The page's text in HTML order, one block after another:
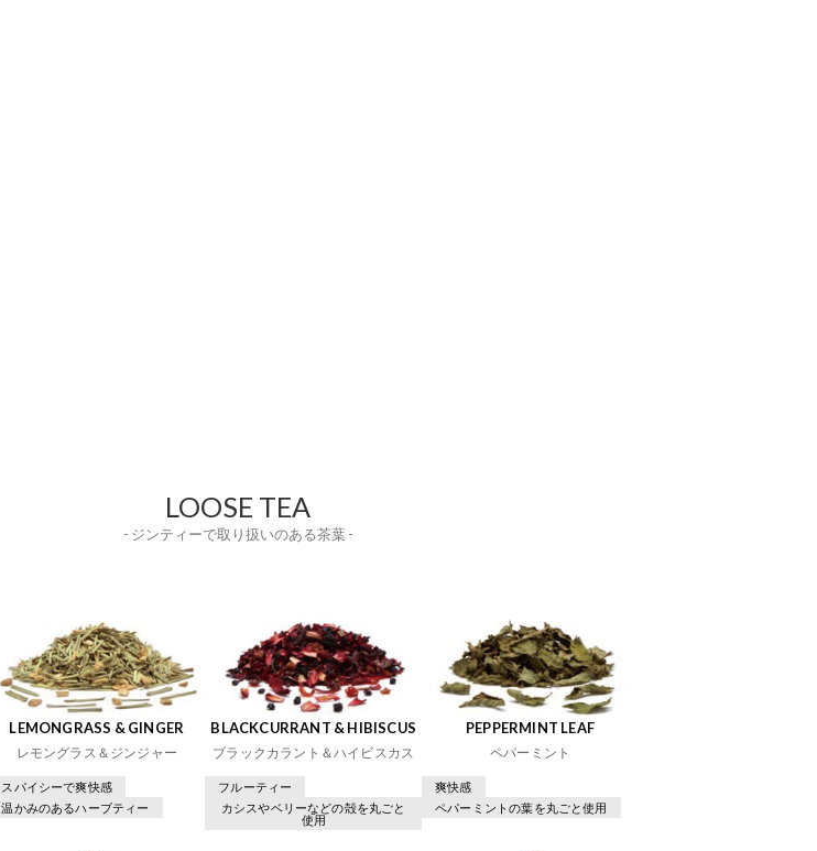
LOOSE TEA
- ジンティーで取り扱いのある茶葉 -
LEMONGRASS & GINGER
レモングラス＆ジンジャー
スパイシーで爽快感
温かみのあるハーブティー
BLACKCURRANT & HIBISCUS
ブラックカラント＆ハイビスカス
フルーティー
カシスやベリーなどの殻を丸ごと
使用
PEPPERMINT LEAF
ペパーミント
爽快感
ペパーミントの葉を丸ごと使用